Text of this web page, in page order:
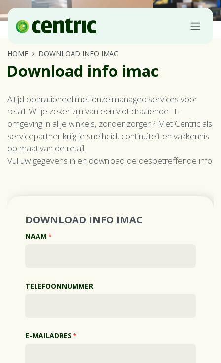
Overslaan naar inhoud
HOME DOWNLOAD INFO IMAC
Download info imac
Altijd operationeel met onze managed services voor
retail. Wil je zeker zijn van een vlot draaiende IT-
omgeving in al je winkels, zonder zorgen? Met Centric als
servicepartner krijg je snelheid, continuïteit en vakkennis
op maat van de retail.
Vul uw gegevens in en download de desbetreffende info!
DOWNLOAD INFO IMAC
NAAM *
TELEFOONNUMMER
E-MAILADRES *